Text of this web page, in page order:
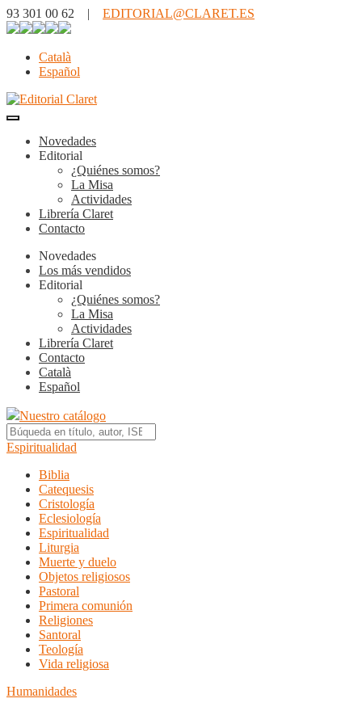
93 301 00 62 | EDITORIAL@CLARET.ES
Català
Español
Novedades
Editorial
¿Quiénes somos?
La Misa
Actividades
Librería Claret
Contacto
Novedades
Los más vendidos
Editorial
¿Quiénes somos?
La Misa
Actividades
Librería Claret
Contacto
Català
Español
Nuestro catálogo
Espiritualidad
Biblia
Catequesis
Cristología
Eclesiología
Espiritualidad
Liturgia
Muerte y duelo
Objetos religiosos
Pastoral
Primera comunión
Religiones
Santoral
Teología
Vida religiosa
Humanidades